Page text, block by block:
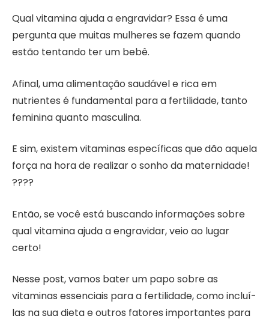
Qual vitamina ajuda a engravidar? Essa é uma
pergunta que muitas mulheres se fazem quando
estão tentando ter um bebê.
Afinal, uma alimentação saudável e rica em
nutrientes é fundamental para a fertilidade, tanto
feminina quanto masculina.
E sim, existem vitaminas específicas que dão aquela
força na hora de realizar o sonho da maternidade!
????
Então, se você está buscando informações sobre
qual vitamina ajuda a engravidar, veio ao lugar
certo!
Nesse post, vamos bater um papo sobre as
vitaminas essenciais para a fertilidade, como incluí-
las na sua dieta e outros fatores importantes para